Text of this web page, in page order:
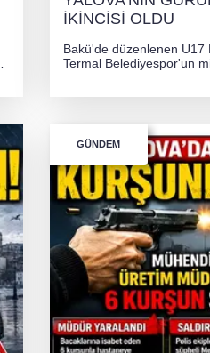
İKİNCİSİ OLDU
Bakü'de düzenlenen U17
Termal Belediyespor'un
GÜNDEM